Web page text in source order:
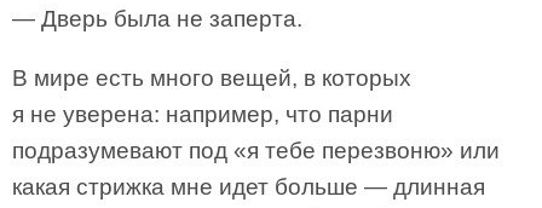
— Дверь была не заперта.
В мире есть много вещей, в которых
я не уверена: например, что парни
подразумевают под «я тебе перезвоню» или
какая стрижка мне идет больше — длинная